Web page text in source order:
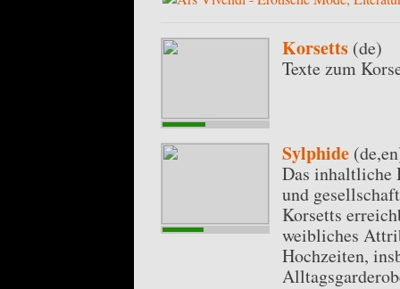
Korsetts (de)
Texte zum
Sylphide
Das inhaltliche
und
Korsetts
weibliches
Hochzeiten,